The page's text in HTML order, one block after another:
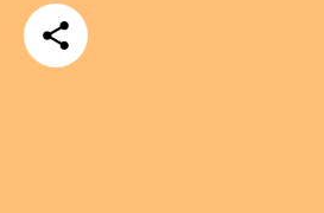
Teilen